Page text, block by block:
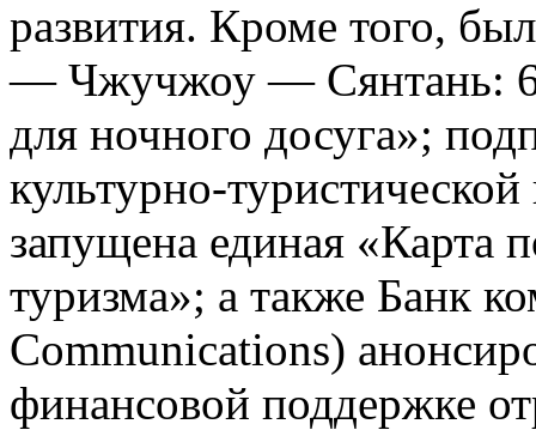
развития. Кроме того,
— Чжучжоу — Сянтань:
для ночного досуга»;
культурно-
запущена единая «Карта
туризма»; а также Банк
Communications)
финансовой поддержке